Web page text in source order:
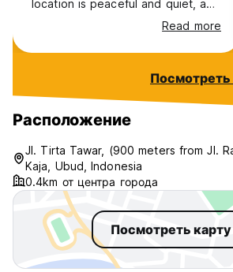
location is peaceful and quiet, a
15-minute walk from the centre
and has nice restaurants and
massage places very nearby
Read more
Расположение
Jl. Tirta Tawar, (900 meters from Jl.
Kaja, Ubud, Indonesia
0.4km от центра города
Посмотреть карту